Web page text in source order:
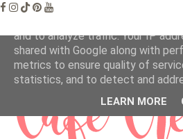
This site uses cookies from
and to analyze traffic. Your IP
shared with Google along with
metrics to ensure quality of
statistics, and to detect and
LEARN MORE